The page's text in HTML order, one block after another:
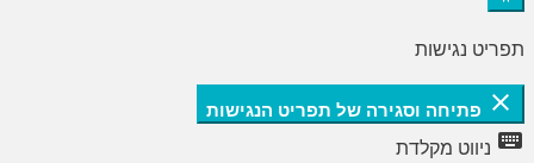
תפריט נגישות
close פתיחה וסגירה של תפריט הנגישות
keyboard ניווט מקלדת